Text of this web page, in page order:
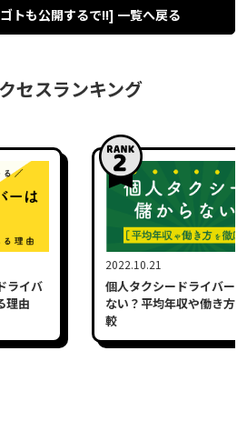
トも公開するで!!] 一覧へ戻る
セスランキング
ライバ
理由
2022.10.21
個人タクシードライバー
ない？平均年収や働き方
較